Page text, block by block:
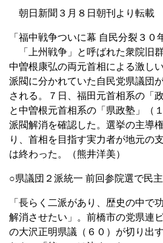
朝日新聞３月８日朝刊より転載
「福中戦争ついに幕 自民分裂３０
「上州戦争」と呼ばれた衆院旧
中曽根康弘の両元首相による激し
派閥に分かれていた自民党県議団
される。７日、福田元首相系の「
と中曽根元首相系の「県政塾」（
派閥解消を確認した。選挙の主導
り、首相を目指す実力者が地元の
は終わった。（熊井洋美）
○県議団２派統一 前回参院選で民
「長らく二派があり、歴史の中で
解消させたい」。前橋市の党県連
の大沢正明県議（６０）が切り出